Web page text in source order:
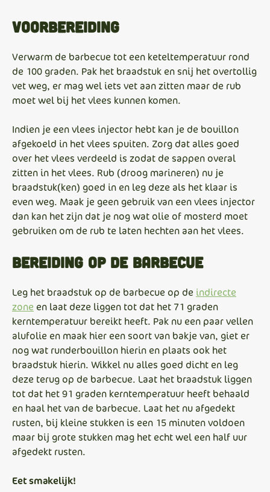
Voorbereiding
Verwarm de barbecue tot een keteltemperatuur rond
de 100 graden. Pak het braadstuk en snij het overtollig
vet weg, er mag wel iets vet aan zitten maar de rub
moet wel bij het vlees kunnen komen.
Indien je een vlees injector hebt kan je de bouillon
afgekoeld in het vlees spuiten. Zorg dat alles goed
over het vlees verdeeld is zodat de sappen overal
zitten in het vlees. Rub (droog marineren) nu je
braadstuk(ken) goed in en leg deze als het klaar is
even weg. Maak je geen gebruik van een vlees injector
dan kan het zijn dat je nog wat olie of mosterd moet
gebruiken om de rub te laten hechten aan het vlees.
Bereiding op de barbecue
Leg het braadstuk op de barbecue op de indirecte
zone en laat deze liggen tot dat het 71 graden
kerntemperatuur bereikt heeft. Pak nu een paar vellen
alufolie en maak hier een soort van bakje van, giet er
nog wat runderbouillon hierin en plaats ook het
braadstuk hierin. Wikkel nu alles goed dicht en leg
deze terug op de barbecue. Laat het braadstuk liggen
tot dat het 91 graden kerntemperatuur heeft behaald
en haal het van de barbecue. Laat het nu afgedekt
rusten, bij kleine stukken is een 15 minuten voldoen
maar bij grote stukken mag het echt wel een half uur
afgedekt rusten.
Eet smakelijk!